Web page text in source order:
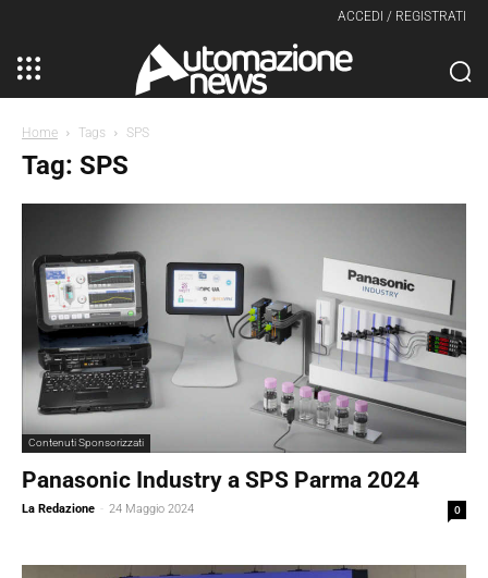
ACCEDI / REGISTRATI
Home Tags SPS
Tag: SPS
Contenuti Sponsorizzati
Panasonic Industry a SPS Parma 2024
La Redazione - 24 Maggio 2024 0